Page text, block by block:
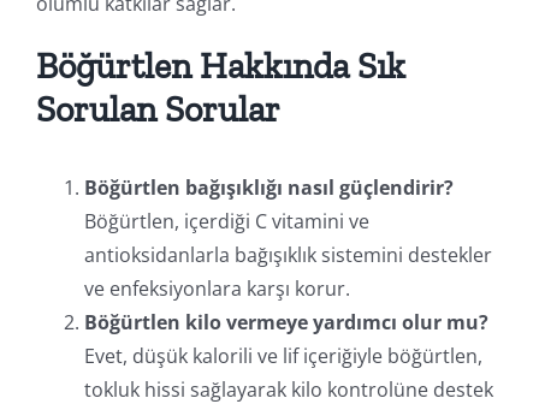
Böğürtlen Hakkında Sık
Sorulan Sorular
Böğürtlen bağışıklığı nasıl güçlendirir?
Böğürtlen, içerdiği C vitamini ve
antioksidanlarla bağışıklık sistemini destekler
ve enfeksiyonlara karşı korur.
Böğürtlen kilo vermeye yardımcı olur mu?
Evet, düşük kalorili ve lif içeriğiyle böğürtlen,
tokluk hissi sağlayarak kilo kontrolüne destek